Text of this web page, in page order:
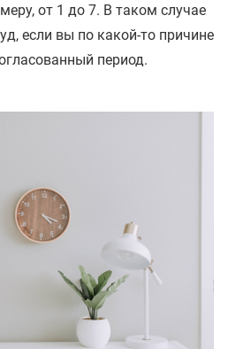
от 1 до 7. В таком случае
если вы по какой-то причине
период.